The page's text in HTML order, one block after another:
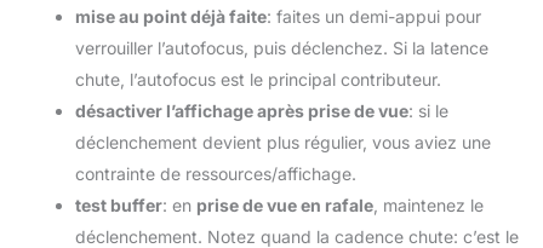
mise au point déjà faite: faites un demi-appui pour
verrouiller l’autofocus, puis déclenchez. Si la latence
chute, l’autofocus est le principal contributeur.
désactiver l’affichage après prise de vue: si le
déclenchement devient plus régulier, vous aviez une
contrainte de ressources/affichage.
test buffer: en prise de vue en rafale , maintenez le
déclenchement. Notez quand la cadence chute: c’est le